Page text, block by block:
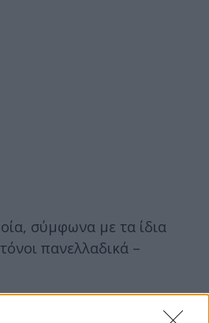
σύμφωνα με τα ίδια
πανελλαδικά –